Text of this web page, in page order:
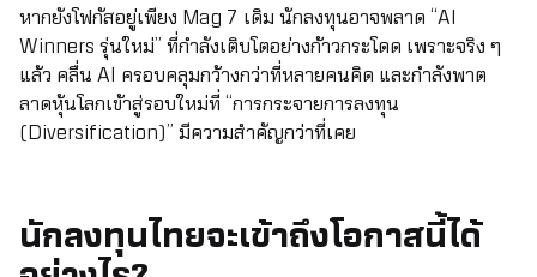
หากยังโฟกัสอยู่เพียง Mag 7 เดิม นักลงทุนอาจพลาด “AI
Winners รุ่นใหม่” ที่กำลังเติบโตอย่างก้าวกระโดด เพราะจริง ๆ
แล้ว คลื่น AI ครอบคลุมกว้างกว่าที่หลายคนคิด และกำลังพาต
ลาดหุ้นโลกเข้าสู่รอบใหม่ที่ “การกระจายการลงทุน
(Diversification)” มีความสำคัญกว่าที่เคย
นักลงทุนไทยจะเข้าถึงโอกาสนี้ได้